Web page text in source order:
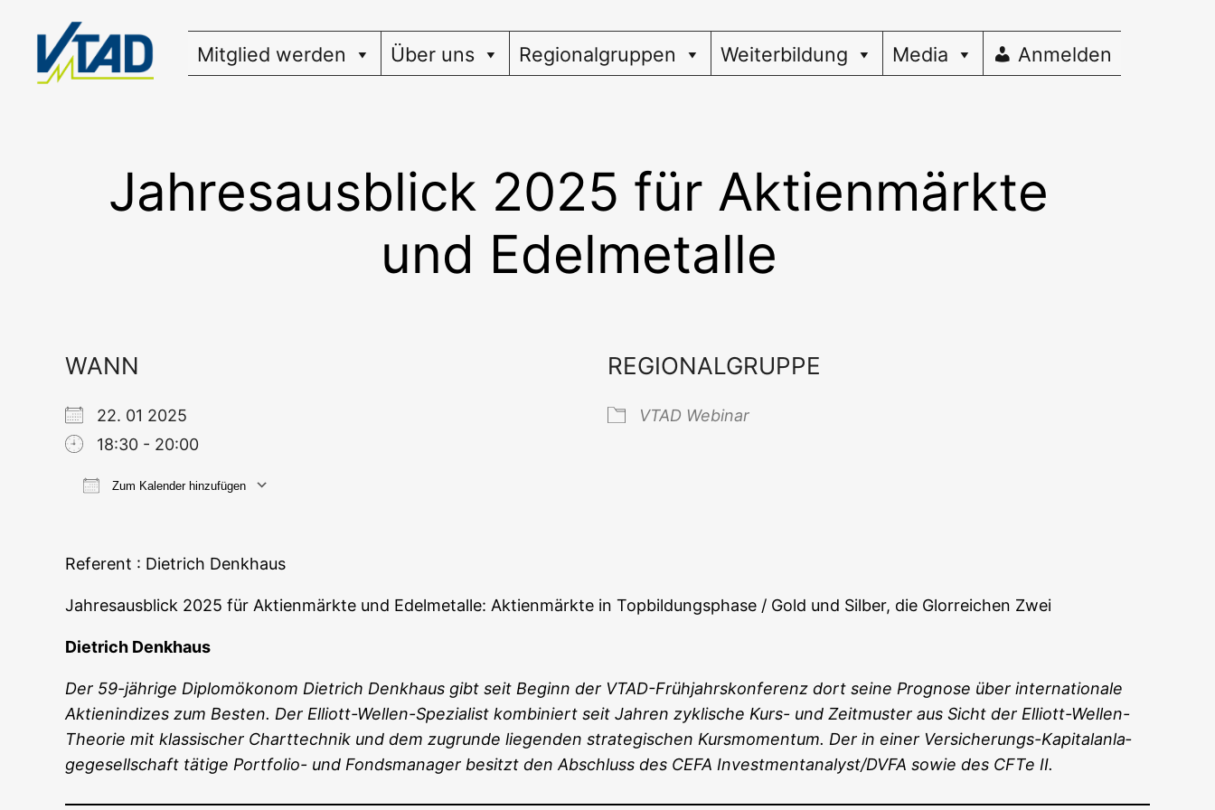
springen
Mitglied werden Über uns Regionalgruppen Weiterbildung Media Anmelden
Jahresausblick 2025 für Aktienmärkte
und Edelmetalle
WANN
22. 01 2025
18:30 - 20:00
Zum Kalender hinzufügen
REGIONALGRUPPE
VTAD Web­i­nar
Refe­rent : Diet­rich Denkhaus
Jah­res­aus­blick 2025 für Akti­en­märk­te und Edel­me­tal­le: Akti­en­märk­te in Top­bil­dungs­pha­se / Gold und Sil­ber, die Glor­rei­chen Zwei
Diet­rich Denkhaus
Der 59-jäh­ri­ge Diplom­öko­nom Diet­rich Denk­haus gibt seit Beginn der VTAD-Früh­jahrs­kon­fe­renz dort sei­ne Pro­gno­se über inter­na­tio­na­le
Akti­en­in­di­zes zum Bes­ten. Der Elliott-Wel­len-Spe­zia­list kom­bi­niert seit Jah­ren zykli­sche Kurs- und Zeit­mus­ter aus Sicht der Elliott-Wel­len-
Theo­rie mit klas­si­scher Chart­tech­nik und dem zugrun­de lie­gen­den stra­te­gi­schen Kurs­mo­men­tum. Der in einer Ver­si­che­rungs-Kapi­tal­an­la­
ge­ge­sell­schaft täti­ge Port­fo­lio- und Fonds­ma­na­ger besitzt den Abschluss des CEFA Investmentanalyst/DVFA sowie des CFTe II.